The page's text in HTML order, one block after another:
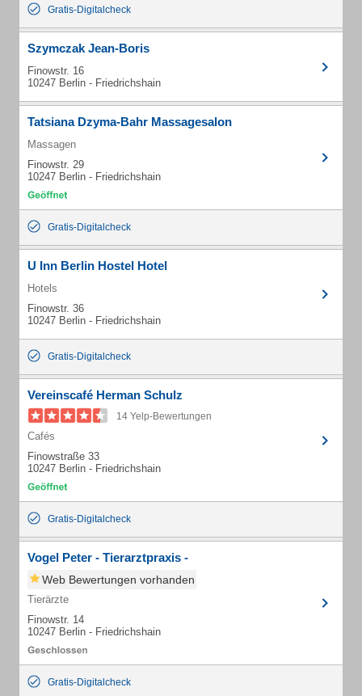
Gratis-Digitalcheck
Szymczak Jean-Boris
Finowstr. 16
10247 Berlin - Friedrichshain
Tatsiana Dzyma-Bahr Massagesalon
Massagen
Finowstr. 29
10247 Berlin - Friedrichshain
Gratis-Digitalcheck
U Inn Berlin Hostel Hotel
Hotels
Finowstr. 36
10247 Berlin - Friedrichshain
Gratis-Digitalcheck
Vereinscafé Herman Schulz
14 Yelp-Bewertungen
Cafés
Finowstraße 33
10247 Berlin - Friedrichshain
Gratis-Digitalcheck
Vogel Peter - Tierarztpraxis -
Web Bewertungen vorhanden
Tierärzte
Finowstr. 14
10247 Berlin - Friedrichshain
Gratis-Digitalcheck